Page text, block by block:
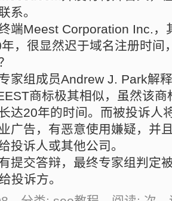
系。
端Meest Corporation Inc.，
，很显然迟于域名注册时间
家组成员Andrew J. Park解
商标极其相似，虽然该
达20年的时间。而被投诉人
广告，有恶意使用嫌疑，并
投诉人或其他公司。
提交答辩，最终专家组判定
投诉方。